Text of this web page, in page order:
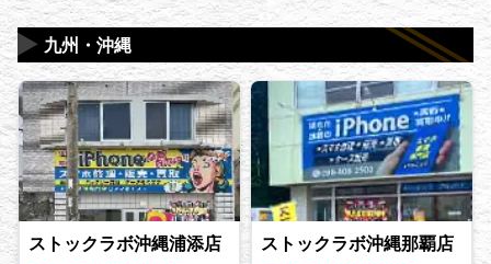
九州・沖縄
▶
ストックラボ沖縄浦添店 ストックラボ沖縄那覇店